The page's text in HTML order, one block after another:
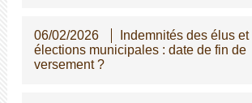
06/02/2026
Indemnités des élus et
élections municipales : date de fin de
versement ?